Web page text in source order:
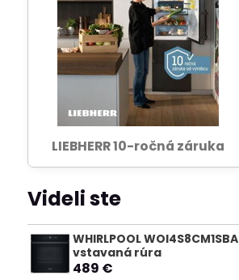
LIEBHERR 10-ročná záruka
Videli ste
WHIRLPOOL WOI4S8CM1SBA
vstavaná rúra
489 €